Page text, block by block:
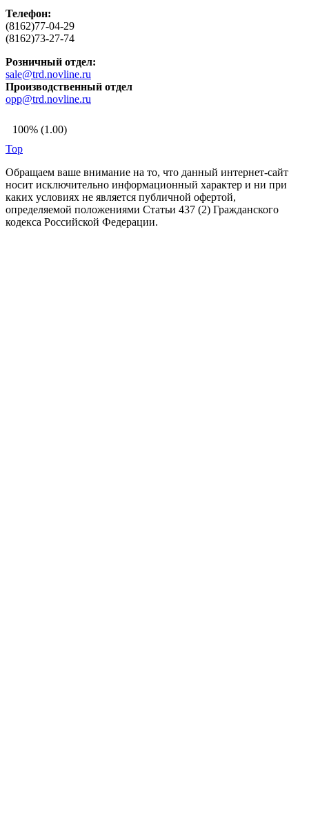
Телефон:
(8162)77-04-29
(8162)73-27-74
Розничный отдел:
sale@trd.novline.ru
Производственный отдел
opp@trd.novline.ru
100% (1.00)
Top
Обращаем ваше внимание на то, что данный интернет-сайт
носит исключительно информационный характер и ни при
каких условиях не является публичной офертой,
определяемой положениями Статьи 437 (2) Гражданского
кодекса Российской Федерации.